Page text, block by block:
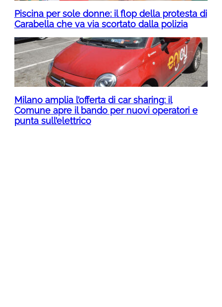
Piscina per sole donne: il flop della protesta di
Carabella che va via scortato dalla polizia
Milano amplia l’offerta di car sharing: il
Comune apre il bando per nuovi operatori e
punta sull’elettrico